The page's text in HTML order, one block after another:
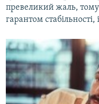
превеликий жаль,
гарантом